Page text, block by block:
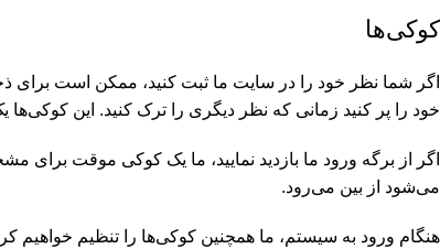
کوکی‌ها
اگر شما نظر خود را در سایت ما ثبت کنید، ممکن است برای
خود را پر کنید زمانی که نظر دیگری را ترک کنید. این
اگر از برگه ورود ما بازدید نمایید، ما یک کوکی موقت
می‌شود از بین می‌رود.
هنگام ورود به سیستم، ما همچنین کوکی‌ها را تنظیم